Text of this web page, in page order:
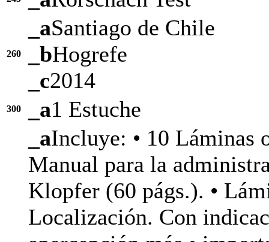
260
_aSantiago de Chile
_bHogrefe
_c2014
300 _a1 Estuche
_aIncluye: • 10 Láminas
Manual para la
Klopfer (60 págs.). •
Localización. Con